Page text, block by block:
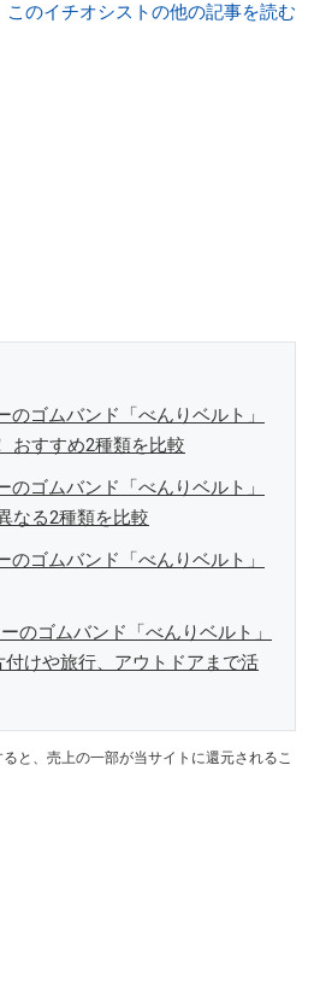
稼ぐ！』（翔泳社刊） ほか著書多
このイチオシストの他の記事を読む
のゴムバンド「べんりベルト」
おすすめ2種類を比較
のゴムバンド「べんりベルト」
なる2種類を比較
のゴムバンド「べんりベルト」
のゴムバンド「べんりベルト」
付けや旅行、アウトドアまで活
と、売上の一部が当サイトに還元されるこ